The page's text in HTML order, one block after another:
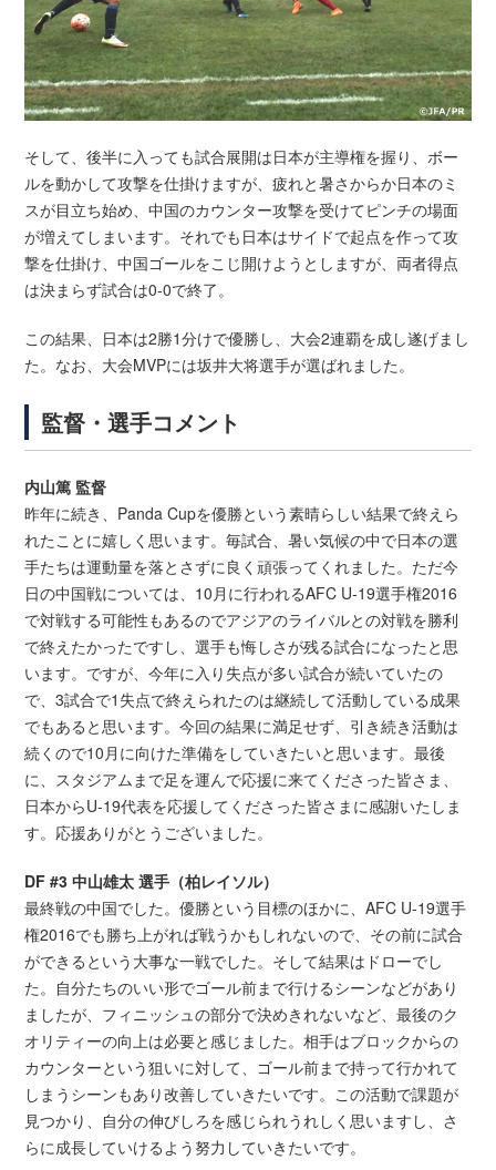
そして、後半に入っても試合展開は日本が主導権を握り、ボー
ルを動かして攻撃を仕掛けますが、疲れと暑さからか日本のミ
スが目立ち始め、中国のカウンター攻撃を受けてピンチの場面
が増えてしまいます。それでも日本はサイドで起点を作って攻
撃を仕掛け、中国ゴールをこじ開けようとしますが、両者得点
は決まらず試合は0-0で終了。
この結果、日本は2勝1分けで優勝し、大会2連覇を成し遂げまし
た。なお、大会MVPには坂井大将選手が選ばれました。
監督・選手コメント
内山篤 監督
昨年に続き、Panda Cupを優勝という素晴らしい結果で終えら
れたことに嬉しく思います。毎試合、暑い気候の中で日本の選
手たちは運動量を落とさずに良く頑張ってくれました。ただ今
日の中国戦については、10月に行われるAFC U-19選手権2016
で対戦する可能性もあるのでアジアのライバルとの対戦を勝利
で終えたかったですし、選手も悔しさが残る試合になったと思
います。ですが、今年に入り失点が多い試合が続いていたの
で、3試合で1失点で終えられたのは継続して活動している成果
でもあると思います。今回の結果に満足せず、引き続き活動は
続くので10月に向けた準備をしていきたいと思います。最後
に、スタジアムまで足を運んで応援に来てくださった皆さま、
日本からU-19代表を応援してくださった皆さまに感謝いたしま
す。応援ありがとうございました。
DF #3 中山雄太 選手（柏レイソル）
最終戦の中国でした。優勝という目標のほかに、AFC U-19選手
権2016でも勝ち上がれば戦うかもしれないので、その前に試合
ができるという大事な一戦でした。そして結果はドローでし
た。自分たちのいい形でゴール前まで行けるシーンなどがあり
ましたが、フィニッシュの部分で決めきれないなど、最後のク
オリティーの向上は必要と感じました。相手はブロックからの
カウンターという狙いに対して、ゴール前まで持って行かれて
しまうシーンもあり改善していきたいです。この活動で課題が
見つかり、自分の伸びしろを感じられうれしく思いますし、さ
らに成長していけるよう努力していきたいです。